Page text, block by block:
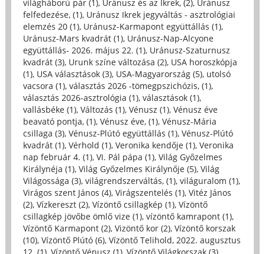
világháború pár (1), Uránusz és az Ikrek, (2), Uránusz
felfedezése, (1), Uránusz Ikrek jegyváltás - asztrológiai
elemzés 20 (1), Uránusz-Karmapont együttállás (1),
Uránusz-Mars kvadrát (1), Uránusz-Nap-Alcyone
együttállás- 2026. május 22. (1), Uránusz-Szaturnusz
kvadrát (3), Urunk színe változása (2), USA horoszkópja
(1), USA választások (3), USA-Magyarország (5), utolsó
vacsora (1), választás 2026 -tömegpszichózis, (1),
választás 2026-asztrológia (1), választások (1),
vallásbéke (1), Változás (1), Vénusz (1), Vénusz éve
beavató pontja, (1), Vénusz éve, (1), Vénusz-Mária
csillaga (3), Vénusz-Plútó együttállás (1), Vénusz-Plútó
kvadrát (1), Vérhold (1), Veronika kendője (1), Veronika
nap február 4. (1), VI. Pál pápa (1), Világ Győzelmes
Királynéja (1), Világ Győzelmes Királynője (5), Világ
Világossága (3), világrendszerváltás, (1), világuralom (1),
Virágos szent János (4), Virágszentelés (1), Vitéz János
(2), Vízkereszt (2), Vízöntő csillagkép (1), Vízöntő
csillagkép jövőbe ömlő vize (1), vízöntő kamrapont (1),
Vízöntő Karmapont (2), Vizöntő kor (2), Vízöntő korszak
(10), Vízöntő Plútó (6), Vízöntő Telihold, 2022. augusztus